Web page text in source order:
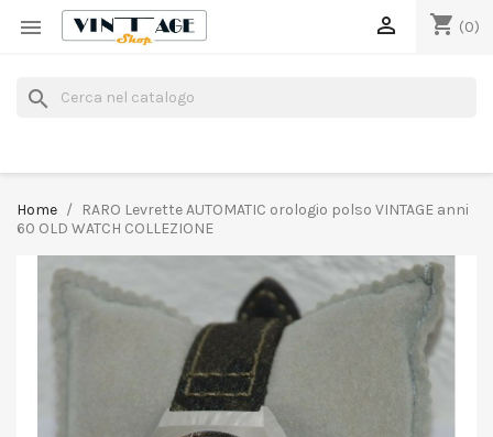
 shopping_cart (0)

search
Home
RARO Levrette AUTOMATIC orologio polso VINTAGE anni
60 OLD WATCH COLLEZIONE